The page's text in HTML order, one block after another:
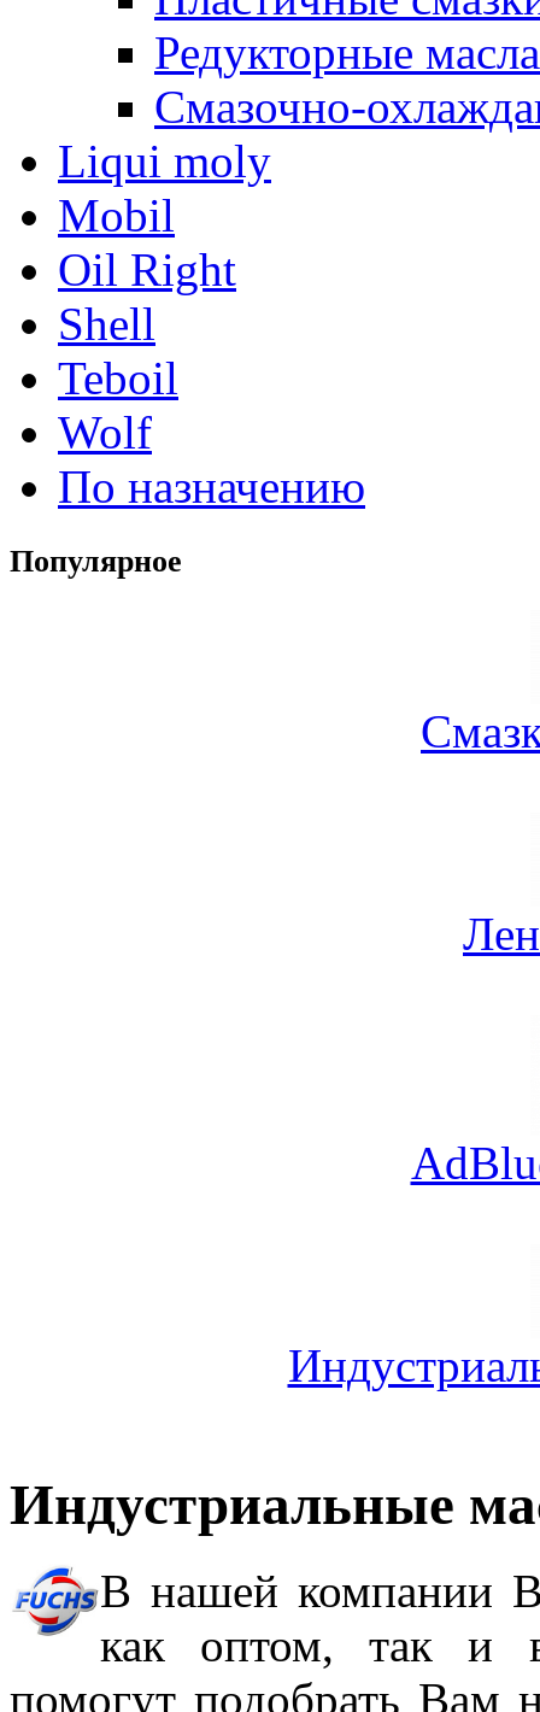
Редукторные масла
Смазочно-
Liqui moly
Mobil
Oil Right
Shell
Teboil
Wolf
По назначению
Популярное
Индустриальные
В нашей компании
как оптом, так и
помогут подобрать Вам